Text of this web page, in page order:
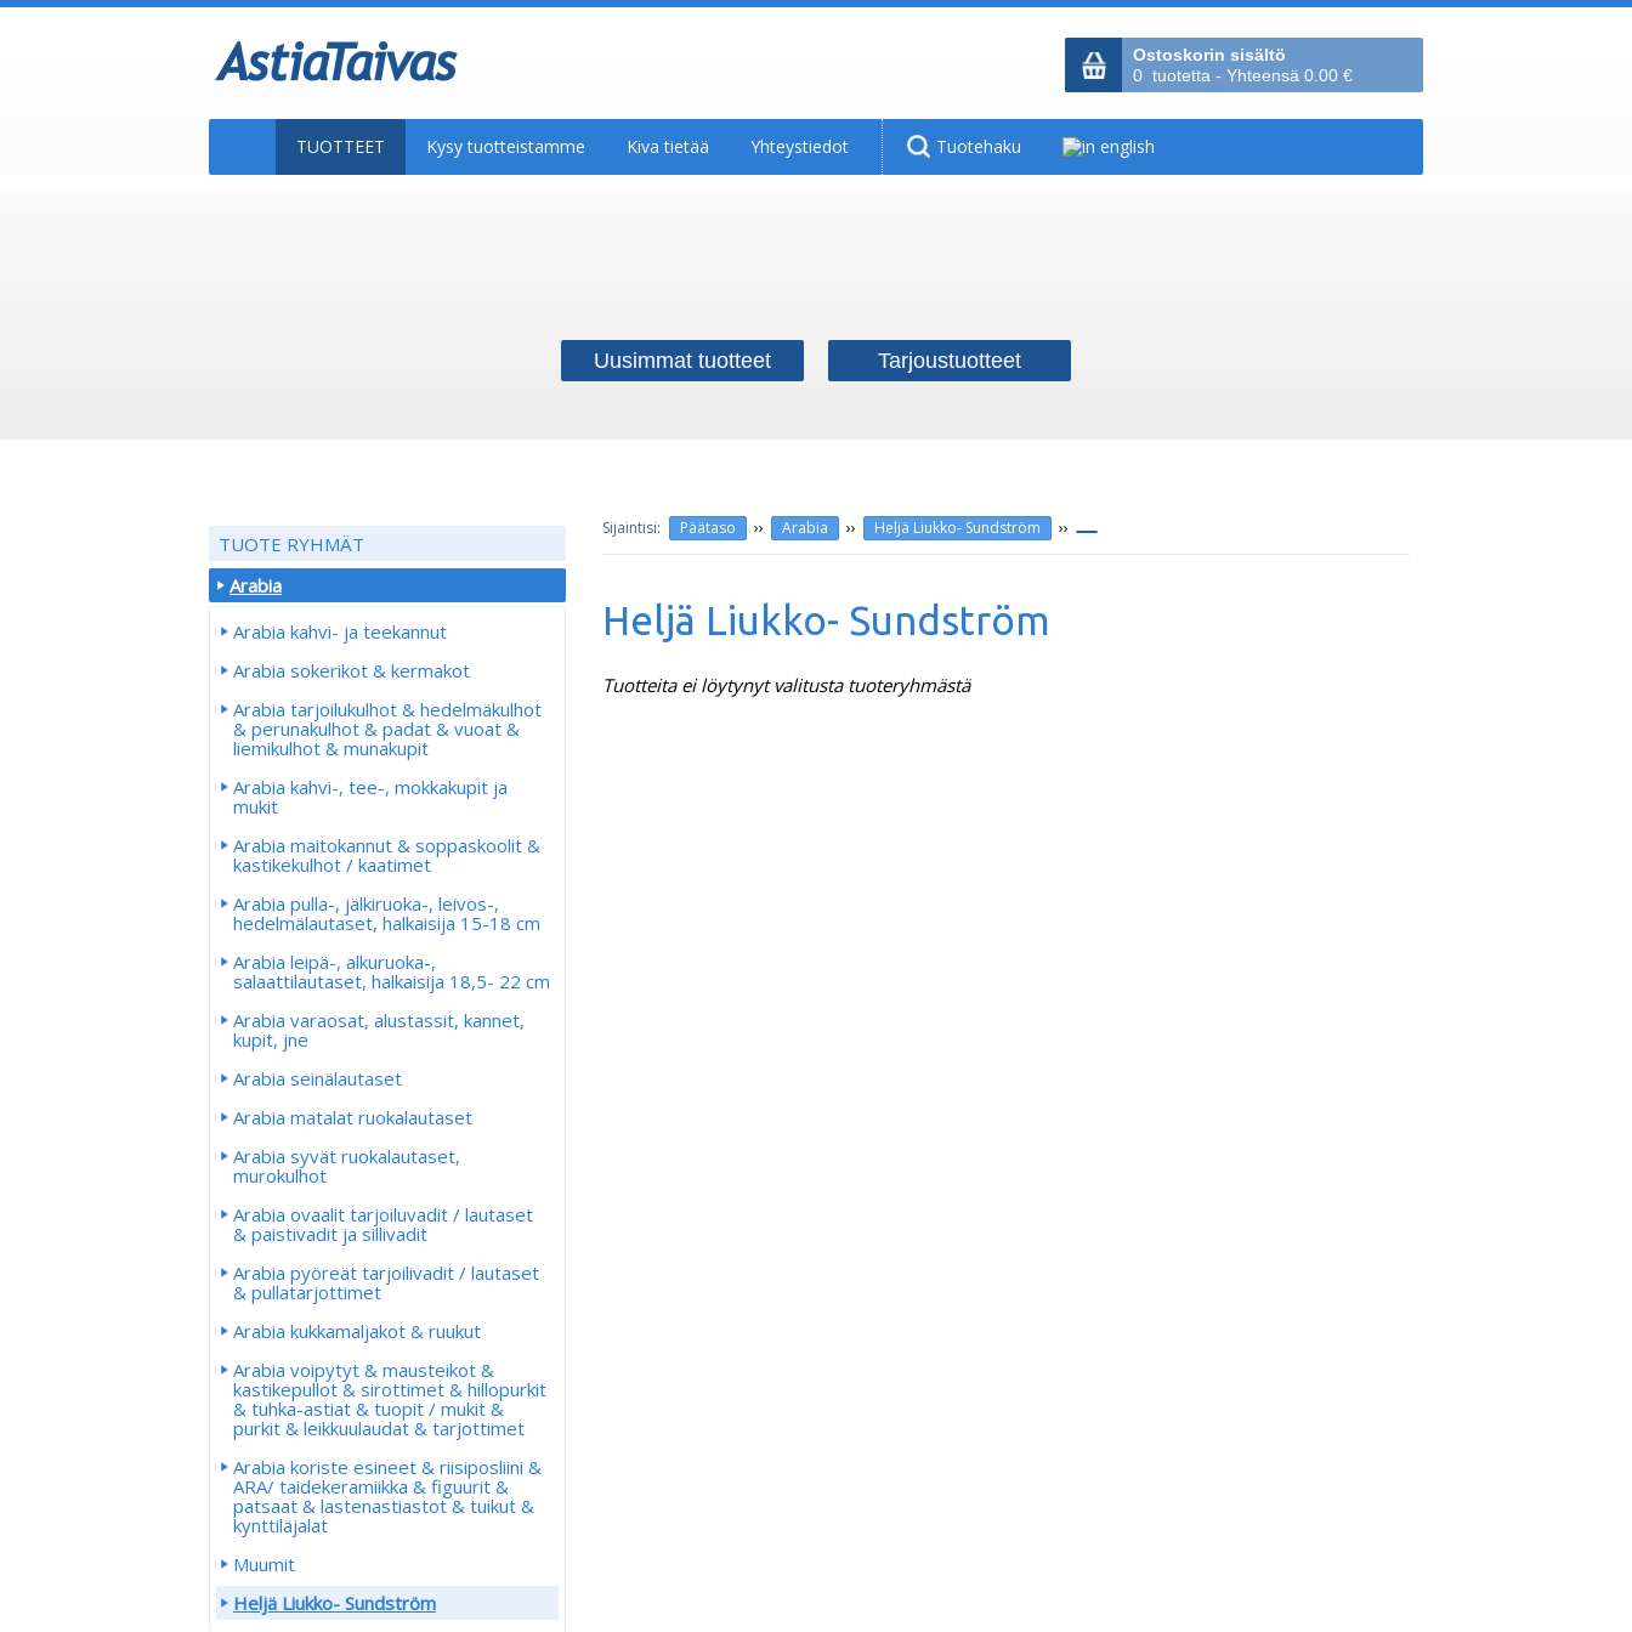
Ostoskorin sisältö
0 tuotetta - Yhteensä 0.00 €
TUOTTEET Kysy tuotteistamme Kiva tietää Yhteystiedot Tuotehaku
Uusimmat tuotteet Tarjoustuotteet
Päätaso ›› Arabia ›› Heljä Liukko- Sundström ››
Heljä Liukko- Sundström
Tuotteita ei löytynyt valitusta tuoteryhmästä
TUOTE RYHMÄT
Arabia
Arabia kahvi- ja teekannut
Arabia sokerikot & kermakot
Arabia tarjoilukulhot & hedelmäkulhot
& perunakulhot & padat & vuoat &
liemikulhot & munakupit
Arabia kahvi-, tee-, mokkakupit ja
mukit
Arabia maitokannut & soppaskoolit &
kastikekulhot / kaatimet
Arabia pulla-, jälkiruoka-, leivos-,
hedelmälautaset, halkaisija 15-18 cm
Arabia leipä-, alkuruoka-,
salaattilautaset, halkaisija 18,5- 22 cm
Arabia varaosat, alustassit, kannet,
kupit, jne
Arabia seinälautaset
Arabia matalat ruokalautaset
Arabia syvät ruokalautaset,
murokulhot
Arabia ovaalit tarjoiluvadit / lautaset
& paistivadit ja sillivadit
Arabia pyöreät tarjoilivadit / lautaset
& pullatarjottimet
Arabia kukkamaljakot & ruukut
Arabia voipytyt & mausteikot &
kastikepullot & sirottimet & hillopurkit
& tuhka-astiat & tuopit / mukit &
purkit & leikkuulaudat & tarjottimet
Arabia koriste esineet & riisiposliini &
ARA/ taidekeramiikka & figuurit &
patsaat & lastenastiastot & tuikut &
kynttiläjalat
Muumit
Heljä Liukko- Sundström